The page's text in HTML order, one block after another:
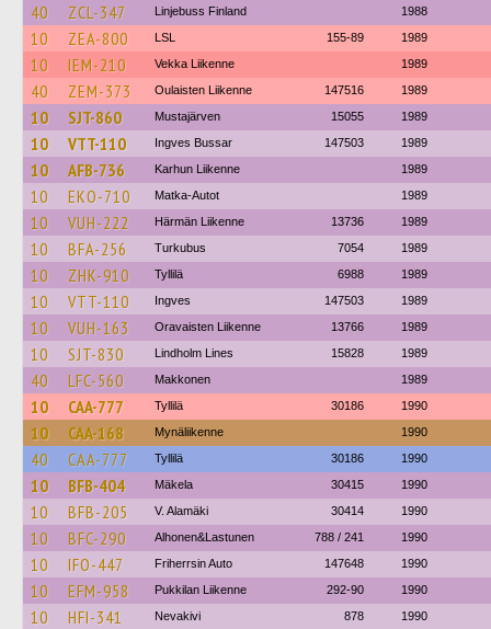
40 ZCL-347 Linjebuss Finland 1988
10 ZEA-800 LSL 155-89 1989
10 IEM-210 Vekka Liikenne 1989
40 ZEM-373 Oulaisten Liikenne 147516 1989
10 SJT-860 Mustajärven 15055 1989
10 VTT-110 Ingves Bussar 147503 1989
10 AFB-736 Karhun Liikenne 1989
10 EKO-710 Matka-Autot 1989
10 VUH-222 Härmän Liikenne 13736 1989
10 BFA-256 Turkubus 7054 1989
10 ZHK-910 Tyllilä 6988 1989
10 VTT-110 Ingves 147503 1989
10 VUH-163 Oravaisten Liikenne 13766 1989
10 SJT-830 Lindholm Lines 15828 1989
40 LFC-560 Makkonen 1989
10 CAA-777 Tyllilä 30186 1990
10 CAA-168 Mynäliikenne 1990
40 CAA-777 Tyllilä 30186 1990
10 BFB-404 Mäkela 30415 1990
10 BFB-205 V. Alamäki 30414 1990
10 BFC-290 Alhonen&Lastunen 788 / 241 1990
10 IFO-447 Friherrsin Auto 147648 1990
10 EFM-958 Pukkilan Liikenne 292-90 1990
10 HFI-341 Nevakivi 878 1990